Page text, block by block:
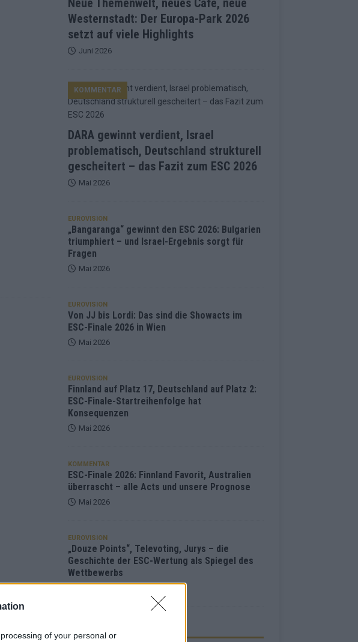
of your personal or
im
auf viele
– das
Westernstadt: Der Europa-Park 2026
setzt auf viele Highlights
Juni 2026
DARA gewinnt verdient, Israel
problematisch, Deutschland strukturell
gescheitert – das Fazit zum ESC 2026
KOMMENTAR
Mai 2026
EUROVISION
„Bangaranga“ gewinnt den ESC 2026: Bulgarien
triumphiert – und Israel-Ergebnis sorgt für
Fragen
Mai 2026
EUROVISION
Von JJ bis Lordi: Das sind die Showacts im
ESC-Finale 2026 in Wien
Mai 2026
EUROVISION
Finnland auf Platz 17, Deutschland auf Platz 2:
ESC-Finale-Startreihenfolge hat
Konsequenzen
Mai 2026
KOMMENTAR
ESC-Finale 2026: Finnland Favorit, Australien
überrascht – alle Acts und unsere Prognose
Mai 2026
EUROVISION
„Douze Points“, Televoting, Jurys – die
Geschichte der ESC-Wertung als Spiegel des
Wettbewerbs